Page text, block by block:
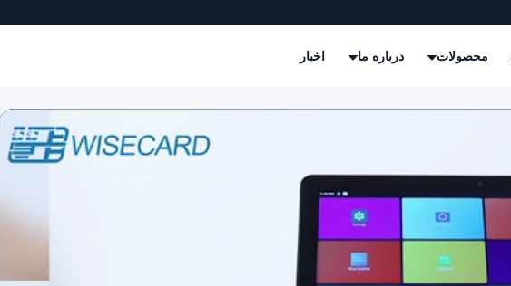
محصولات درباره ما اخبار